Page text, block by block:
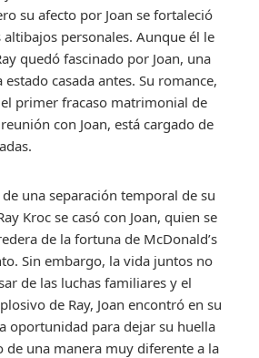
su afecto por Joan se fortaleció
altibajos personales. Aunque él le
quedó fascinado por Joan, una
casada antes. Su romance,
primer fracaso matrimonial de
con Joan, está cargado de
una separación temporal de su
Kroc se casó con Joan, quien se
de la fortuna de McDonald’s
Sin embargo, la vida juntos no
de las luchas familiares y el
de Ray, Joan encontró en su
oportunidad para dejar su huella
de una manera muy diferente a la